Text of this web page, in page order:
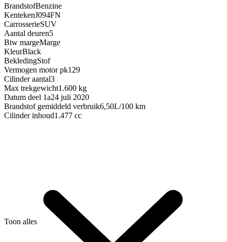
BrandstofBenzine
KentekenJ094FN
CarrosserieSUV
Aantal deuren5
Btw margeMarge
KleurBlack
BekledingStof
Vermogen motor pk129
Cilinder aantal3
Max trekgewicht1.600 kg
Datum deel 1a24 juli 2020
Brandstof gemiddeld verbruik6,50L/100 km
Cilinder inhoud1.477 cc
Toon alles